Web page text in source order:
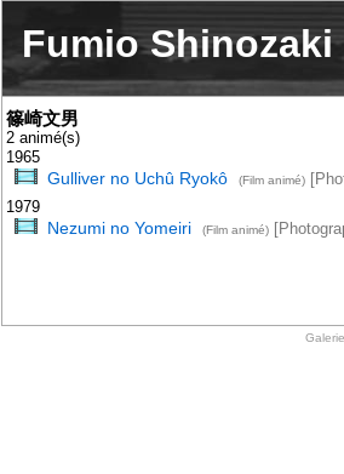
Fumio Shinozaki
篠崎文男
2 animé(s)
1965
Gulliver no Uchû Ryokô (Film animé)
1979
Nezumi no Yomeiri (Film animé)
Galerie